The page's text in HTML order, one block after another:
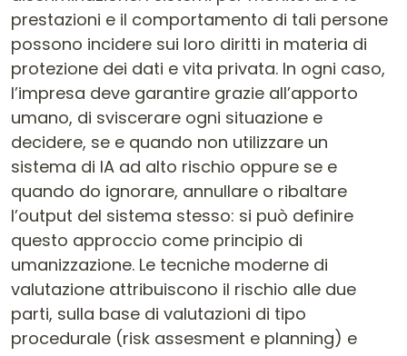
prestazioni e il comportamento di tali persone
possono incidere sui loro diritti in materia di
protezione dei dati e vita privata. In ogni caso,
l’impresa deve garantire grazie all’apporto
umano, di sviscerare ogni situazione e
decidere, se e quando non utilizzare un
sistema di IA ad alto rischio oppure se e
quando do ignorare, annullare o ribaltare
l’output del sistema stesso: si può definire
questo approccio come principio di
umanizzazione. Le tecniche moderne di
valutazione attribuiscono il rischio alle due
parti, sulla base di valutazioni di tipo
procedurale (risk assesment e planning) e